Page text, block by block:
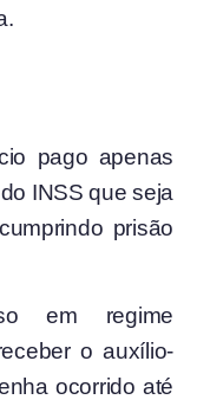
pago apenas
INSS que seja
prisão
em regime
o auxílio-
ocorrido até